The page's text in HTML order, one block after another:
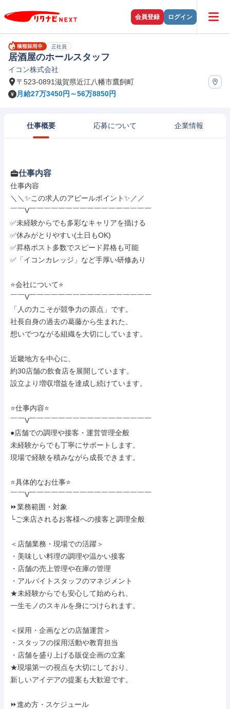
会員登録 ログイン
正社員
居酒屋のホールスタッフ
イコン株式会社
〒523-0891滋賀県近江八幡市鷹飼町
月給27万3450円～56万8850円
仕事概要 応募について 企業情報
仕事内容
仕事内容
＼＼✨この求人のアピールポイント✨／／
￣￣V￣￣￣￣￣￣￣￣￣￣￣￣￣￣￣￣￣
✅未経験からでも多彩なキャリアを描ける
✅休みがとりやすい(土日もOK)
✅昇格ポスト多数でスピード昇格も可能
✅「イコンカレッジ」など手厚い研修あり
⭐会社について⭐
￣￣V￣￣￣￣￣￣￣￣￣￣￣￣￣￣￣￣￣
「人の力こそが競争力の原点」です。
社長自身の過去の葛藤から生まれた、
想いでつながる組織を大切にしています。
近畿地方を中心に、
約30店舗の飲食店を展開しています。
設立より増収増益を達成し続けています。
⭐仕事内容⭐
￣￣V￣￣￣￣￣￣￣￣￣￣￣￣￣￣￣￣￣
●店舗での調理や接客・運営管理全般
未経験からでも丁寧にサポートします。
現場で経験を積みながら成長できます。
⭐具体的なお仕事⭐
￣￣V￣￣￣￣￣￣￣￣￣￣￣￣￣￣￣￣￣
⏩業務範囲・対象
└ご来店されるお客様への接客と調理全般
＜店舗業務・現場での活躍＞
・美味しい料理の調理や温かい接客
・店舗の売上管理や在庫の管理
・アルバイトスタッフのマネジメント
★未経験からでも安心して始められ、
一生モノのスキルを身につけられます。
＜採用・企画などの店舗運営＞
・スタッフの採用活動や教育担当
・店舗を盛り上げる販促企画の立案
★現場第一の視点を大切にしており、
新しいアイデアの提案も大歓迎です。
⏩進め方・スケジュール